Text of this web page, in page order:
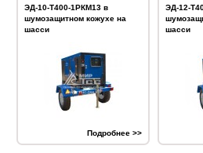
ЭД-10-Т400-1РКМ13 в
шумозащитном кожухе на
шасси
Подробнее >>
ЭД-12-
шасси